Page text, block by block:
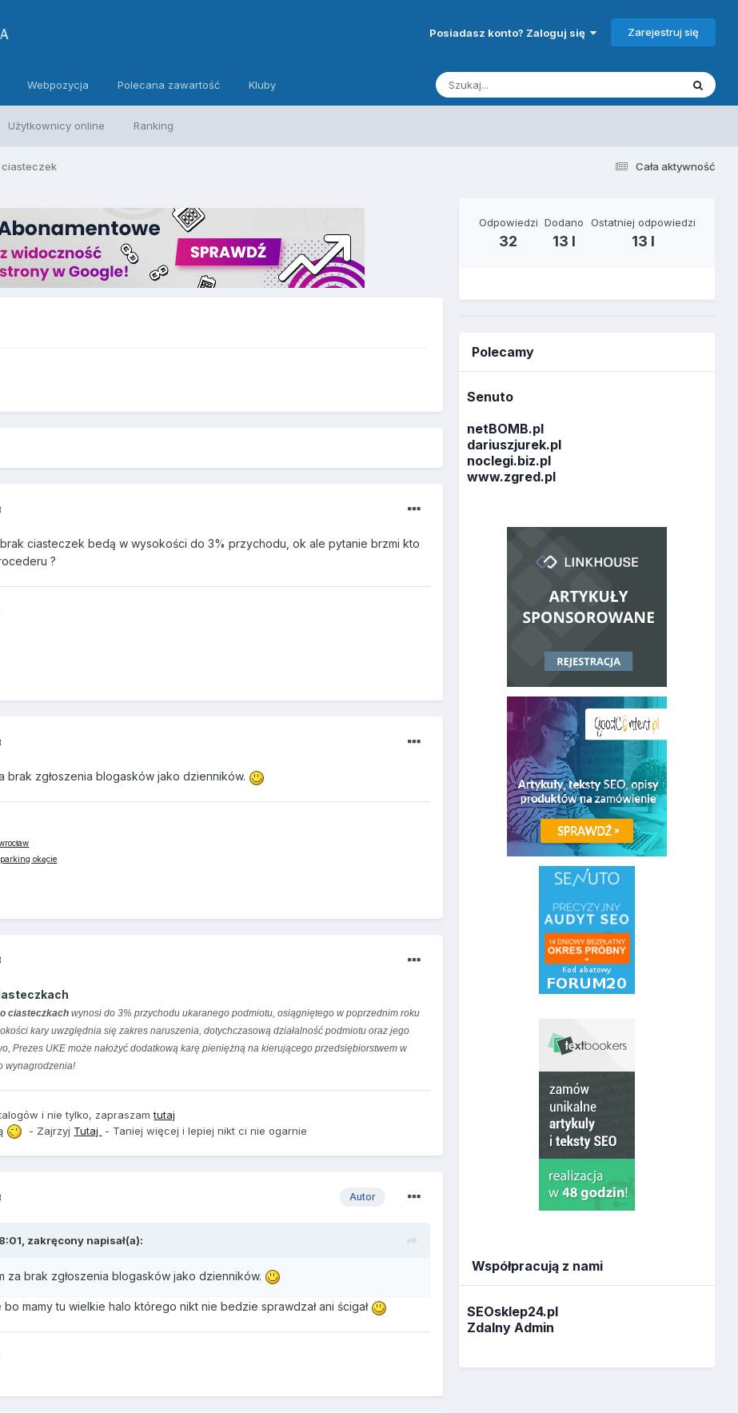
Posiadasz konto? Zaloguj się Zarejestruj się
Użytkownicy online Ranking
Webpozycja Polecana zawartość Kluby
Cała aktywność
ciasteczek
ciasteczek bedą w wysokości do 3% przychodu, ok ale pytanie brzmi kto
?
brak zgłoszenia blogasków jako dzienników.
parking okęcie
ciasteczkach wynosi do 3% przychodu ukaranego podmiotu, osiągniętego w poprzednim roku
kary uwzględnia się zakres naruszenia, dotychczasową działalność podmiotu oraz jego
Prezes UKE może nałożyć dodatkową karę pieniężną na kierującego przedsiębiorstwem w
wynagrodzenia!
i nie tylko, zapraszamtutaj
- Zajrzyj Tutaj - Taniej więcej i lepiej nikt ci nie ogarnie
Autor
zakręcony napisał(a):
za brak zgłoszenia blogasków jako dzienników.
bo mamy tu wielkie halo którego nikt nie bedzie sprawdzał ani ścigał
Odpowiedzi
32
Dodano
13 l
Ostatniej odpowiedzi
13 l
Polecamy
Senuto
netBOMB.pl
dariuszjurek.pl
noclegi.biz.pl
www.zgred.pl
Współpracują z nami
SEOsklep24.pl
Zdalny Admin